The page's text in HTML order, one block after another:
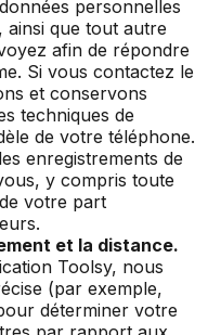
personnelles
ainsi que tout autre
afin de répondre
Si vous contactez le
et conservons
techniques de
de votre téléphone.
enregistrements de
y compris toute
votre part
et la distance.
Toolsy, nous
(par exemple,
déterminer votre